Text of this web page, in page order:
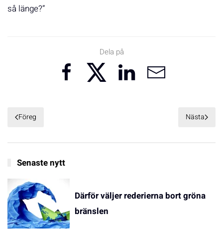
så länge?”
Dela på
Föreg Nästa
Senaste nytt
Därför väljer rederierna bort gröna
bränslen